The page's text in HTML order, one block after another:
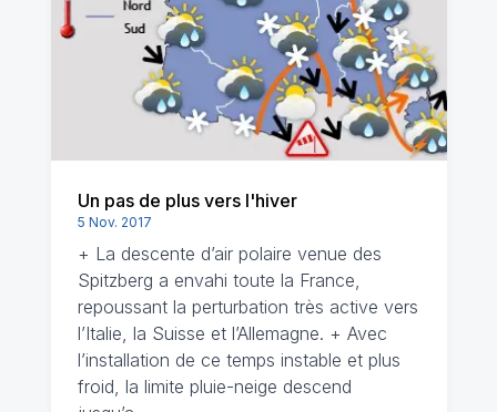
Un pas de plus vers l'hiver
5 Nov. 2017
+ La descente d’air polaire venue des
Spitzberg a envahi toute la France,
repoussant la perturbation très active vers
l’Italie, la Suisse et l’Allemagne. + Avec
l’installation de ce temps instable et plus
froid, la limite pluie-neige descend